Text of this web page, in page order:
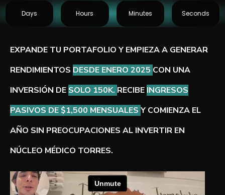
Days Hours Minutes Seconds
EXPANDE TU PORTAFOLIO Y EMPIEZA A GENERAR
RENDIMIENTOS DESDE ENERO 2025 CON UNA
INVERSIÓN DE SOLO 150K. RECIBE INGRESOS
PASIVOS DE $1,500 MENSUALES Y COMIENZA EL
AÑO SIN PREOCUPACIONES AL INVERTIR EN
NÚCLEO MÉDICO TORRES.